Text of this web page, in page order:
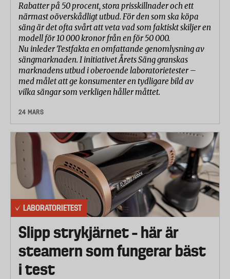
Rabatter på 50 procent, stora prisskillnader och ett
närmast oöverskådligt utbud. För den som ska köpa
säng är det ofta svårt att veta vad som faktiskt skiljer en
modell för 10 000 kronor från en för 50 000.
Nu inleder Testfakta en omfattande genomlysning av
sängmarknaden. I initiativet Årets Säng granskas
marknadens utbud i oberoende laboratorietester –
med målet att ge konsumenter en tydligare bild av
vilka sängar som verkligen håller måttet.
24 MARS
LABORATORIETEST
Slipp strykjärnet – här är
steamern som fungerar bäst
i test